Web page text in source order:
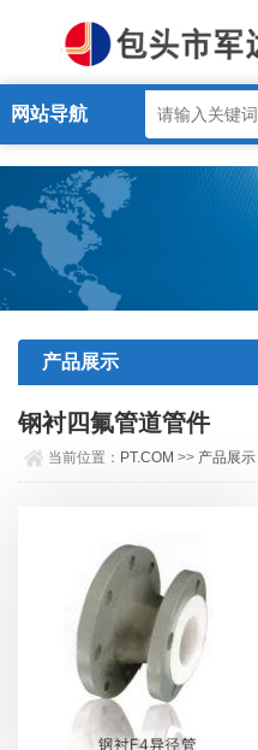
PT.COM
网站导航
产品展示
钢衬四氟管道管件
当前位置： PT.COM >> 产品展示